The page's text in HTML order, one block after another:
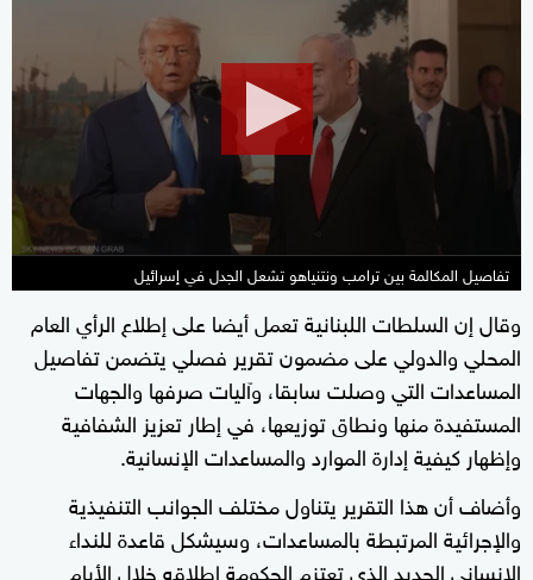
تفاصيل المكالمة بين ترامب ونتنياهو تشعل الجدل في إسرائيل
وقال إن السلطات اللبنانية تعمل أيضا على إطلاع الرأي العام
المحلي والدولي على مضمون تقرير فصلي يتضمن تفاصيل
المساعدات التي وصلت سابقا، وآليات صرفها والجهات
المستفيدة منها ونطاق توزيعها، في إطار تعزيز الشفافية
وإظهار كيفية إدارة الموارد والمساعدات الإنسانية.
وأضاف أن هذا التقرير يتناول مختلف الجوانب التنفيذية
والإجرائية المرتبطة بالمساعدات، وسيشكل قاعدة للنداء
الإنساني الجديد الذي تعتزم الحكومة إطلاقه خلال الأيام